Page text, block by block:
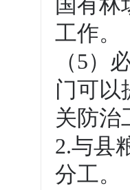
国有林
工作。
（5）
门可以
关防治
2.与县
分工。